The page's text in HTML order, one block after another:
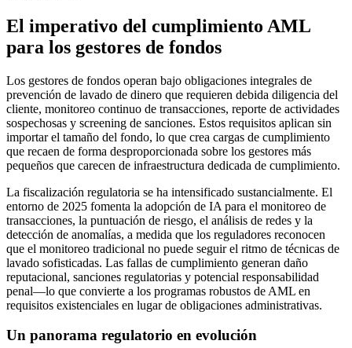
El imperativo del cumplimiento AML
para los gestores de fondos
Los gestores de fondos operan bajo obligaciones integrales de
prevención de lavado de dinero que requieren debida diligencia del
cliente, monitoreo continuo de transacciones, reporte de actividades
sospechosas y screening de sanciones. Estos requisitos aplican sin
importar el tamaño del fondo, lo que crea cargas de cumplimiento
que recaen de forma desproporcionada sobre los gestores más
pequeños que carecen de infraestructura dedicada de cumplimiento.
La fiscalización regulatoria se ha intensificado sustancialmente. El
entorno de 2025 fomenta la adopción de IA para el monitoreo de
transacciones, la puntuación de riesgo, el análisis de redes y la
detección de anomalías, a medida que los reguladores reconocen
que el monitoreo tradicional no puede seguir el ritmo de técnicas de
lavado sofisticadas. Las fallas de cumplimiento generan daño
reputacional, sanciones regulatorias y potencial responsabilidad
penal—lo que convierte a los programas robustos de AML en
requisitos existenciales en lugar de obligaciones administrativas.
Un panorama regulatorio en evolución